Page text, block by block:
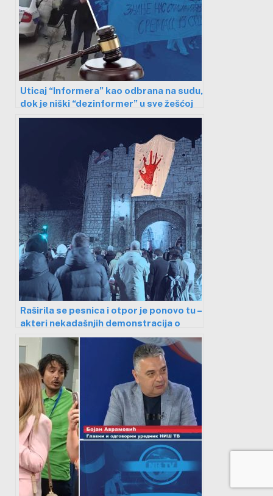
Uticaj “Informera” kao odbrana na sudu,
dok je niški “dezinformer” u sve žešćoj
kampanji targetiranja
Raširila se pesnica i otpor je ponovo tu –
akteri nekadašnjih demonstracija o
protestu nove generacije